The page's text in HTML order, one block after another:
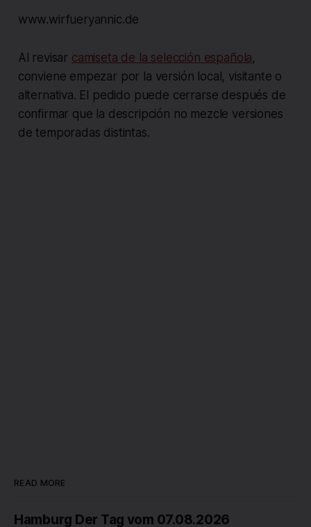
www.wirfueryannic.de
Al revisar camiseta de la selección española,
conviene empezar por la versión local, visitante o
alternativa. El pedido puede cerrarse después de
confirmar que la descripción no mezcle versiones
de temporadas distintas.
READ MORE
Hamburg Der Tag vom 07.08.2026